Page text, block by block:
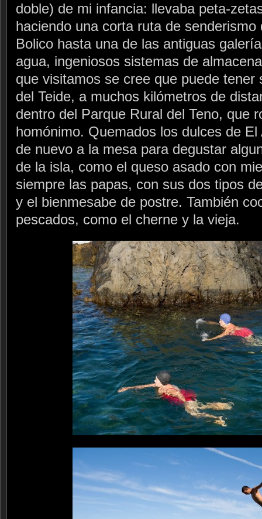
doble) de mi infancia: llevaba peta-
haciendo una corta ruta de senderismo
Bolico hasta una de las antiguas
agua, ingeniosos sistemas de
que visitamos se cree que puede tener
del Teide, a muchos kilómetros de
dentro del Parque Rural del Teno, que
homónimo. Quemados los dulces de
de nuevo a la mesa para degustar
de la isla, como el queso asado con
siempre las papas, con sus dos tipos
y el bienmesabe de postre. También
pescados, como el cherne y la vieja.